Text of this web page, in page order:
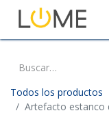
Todos los productos
Artefacto estanco